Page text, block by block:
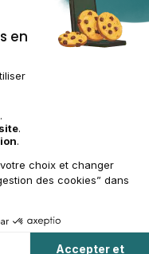
des cookies
site
droits réservés.